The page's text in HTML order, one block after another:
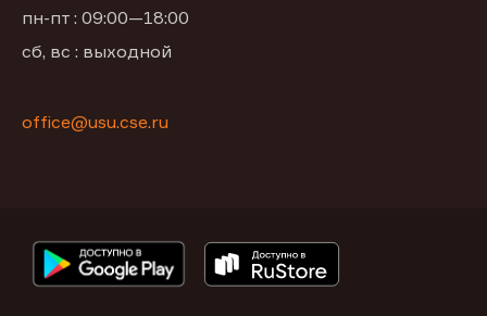
пн-пт : 09:00—18:00
сб, вс : выходной
office@usu.cse.ru